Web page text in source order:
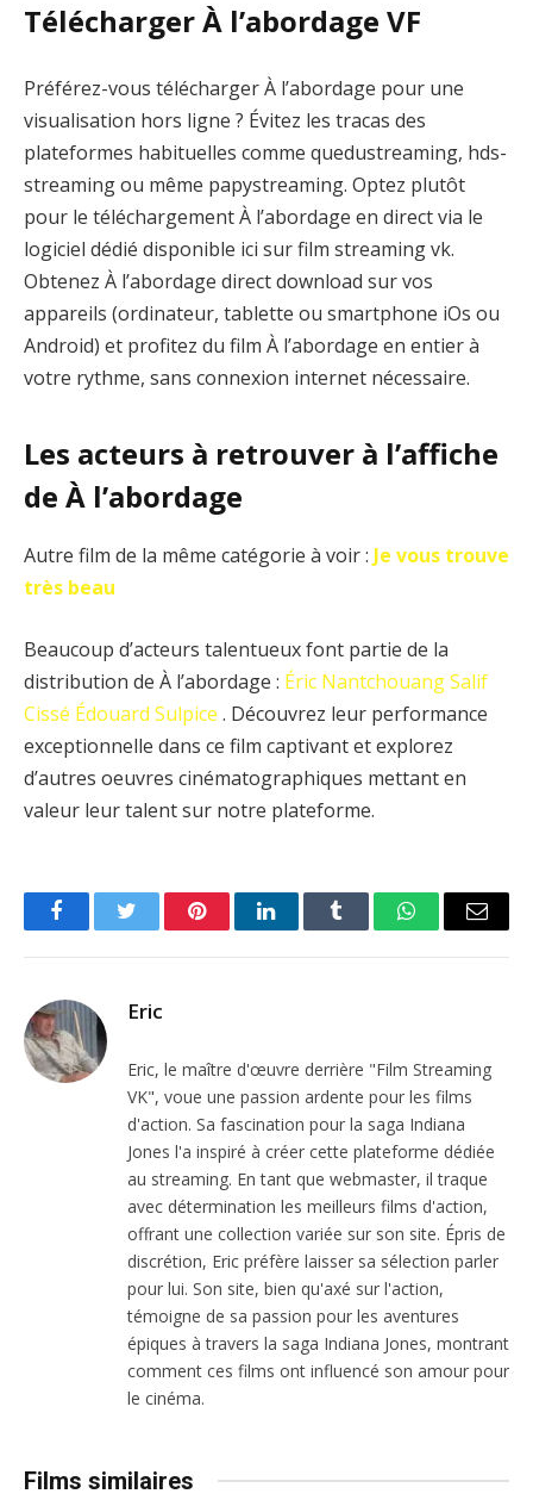
Télécharger À l’abordage VF
Préférez-vous télécharger À l’abordage pour une
visualisation hors ligne ? Évitez les tracas des
plateformes habituelles comme quedustreaming, hds-
streaming ou même papystreaming. Optez plutôt
pour le téléchargement À l’abordage en direct via le
logiciel dédié disponible ici sur film streaming vk.
Obtenez À l’abordage direct download sur vos
appareils (ordinateur, tablette ou smartphone iOs ou
Android) et profitez du film À l’abordage en entier à
votre rythme, sans connexion internet nécessaire.
Les acteurs à retrouver à l’affiche
de À l’abordage
Autre film de la même catégorie à voir : Je vous trouve
très beau
Beaucoup d’acteurs talentueux font partie de la
distribution de À l’abordage : Éric NantchouangSalif
Cissé Édouard Sulpice . Découvrez leur performance
exceptionnelle dans ce film captivant et explorez
d’autres oeuvres cinématographiques mettant en
valeur leur talent sur notre plateforme.
FacebookTwitter PinterestLinkedInTumblr WhatsAppEmail
Eric
Eric, le maître d'œuvre derrière "Film Streaming
VK", voue une passion ardente pour les films
d'action. Sa fascination pour la saga Indiana
Jones l'a inspiré à créer cette plateforme dédiée
au streaming. En tant que webmaster, il traque
avec détermination les meilleurs films d'action,
offrant une collection variée sur son site. Épris de
discrétion, Eric préfère laisser sa sélection parler
pour lui. Son site, bien qu'axé sur l'action,
témoigne de sa passion pour les aventures
épiques à travers la saga Indiana Jones, montrant
comment ces films ont influencé son amour pour
le cinéma.
Films similaires